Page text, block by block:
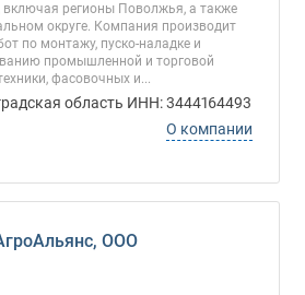
включая регионы Поволжья, а также
округе. Компания производит
по монтажу, пуско-наладке и
промышленной и торговой
фасовочных и...
область ИНН: 3444164493
О компании
ООО